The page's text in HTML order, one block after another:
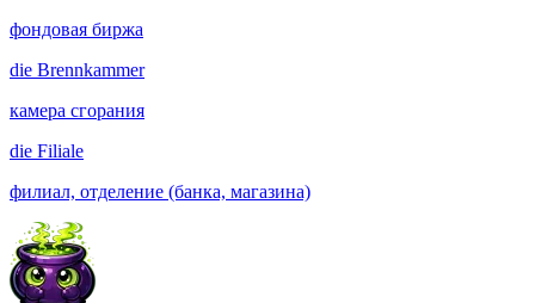
фондовая биржа
die Brennkammer
камера сгорания
die Filiale
филиал, отделение (банка, магазина)